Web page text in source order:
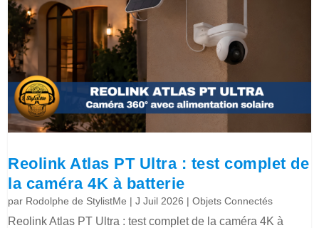
Reolink Atlas PT Ultra : test complet de
la caméra 4K à batterie
par Rodolphe de StylistMe |J Juil 2026 |Objets Connectés
Reolink Atlas PT Ultra : test complet de la caméra 4K à